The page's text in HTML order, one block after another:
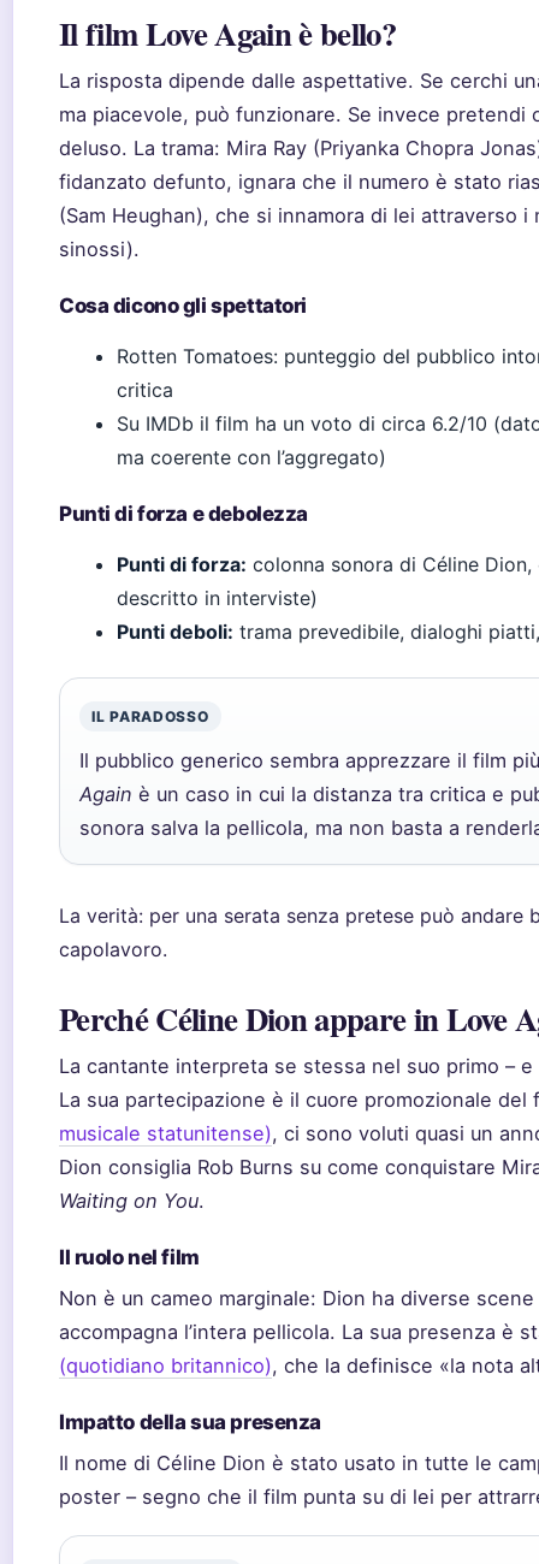
Il film Love Again è bello?
La risposta dipende dalle aspettative. Se cerchi
ma piacevole, può funzionare. Se invece
deluso. La trama: Mira Ray (Priyanka Chopra
fidanzato defunto, ignara che il numero è stato
(Sam Heughan), che si innamora di lei attraverso i
sinossi).
Cosa dicono gli spettatori
Rotten Tomatoes: punteggio del pubblico
critica
Su IMDb il film ha un voto di circa 6.2/10
ma coerente con l’aggregato)
Punti di forza e debolezza
Punti di forza: colonna sonora di Céline
descritto in interviste)
Punti deboli: trama prevedibile, dialoghi
IL PARADOSSO
Il pubblico generico sembra apprezzare il film
Again è un caso in cui la distanza tra critica e
sonora salva la pellicola, ma non basta a
La verità: per una serata senza pretese può andare
capolavoro.
Perché Céline Dion appare in Love
La cantante interpreta se stessa nel suo primo –
La sua partecipazione è il cuore promozionale del
musicale statunitense), ci sono voluti quasi un
Dion consiglia Rob Burns su come conquistare
Waiting on You.
Il ruolo nel film
Non è un cameo marginale: Dion ha diverse
accompagna l’intera pellicola. La sua presenza è
(quotidiano britannico), che la definisce «la nota
Impatto della sua presenza
Il nome di Céline Dion è stato usato in tutte le
poster – segno che il film punta su di lei per